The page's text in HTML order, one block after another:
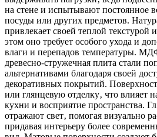
на стене и испытывают постоянное
посуды или других предметов.
привлекает своей теплой текстурой
этом оно требует особого ухода и
влаги и перепадов температуры.
древесно-стружечная плита стали
альтернативами благодаря своей
декоративных покрытий.
или глянцевую отделку‚ что влияет
кухни и восприятие пространства.
отражают свет‚ помогая визуально
придавая интерьеру более